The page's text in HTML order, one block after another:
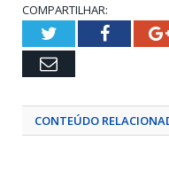
COMPARTILHAR:
Twitter
Email
CONTEÚDO